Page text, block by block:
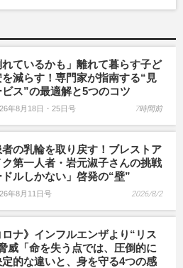
れているかも」離れて暮らす子ど
を減らす！専門家が指南する“見
ス”の最適解と5つのコツ
年8月18日・25日号 7時間前
の乳輪を取り戻す！ブレストア
第一人者・岩元淑子さんの挑戦
ドルしかない」啓発の“壁”
年8月11日号 2026/8/2
ロナ》インフルエンザより“リス
威「命を失う点では、圧倒的に
的な違いと、身を守る4つの感